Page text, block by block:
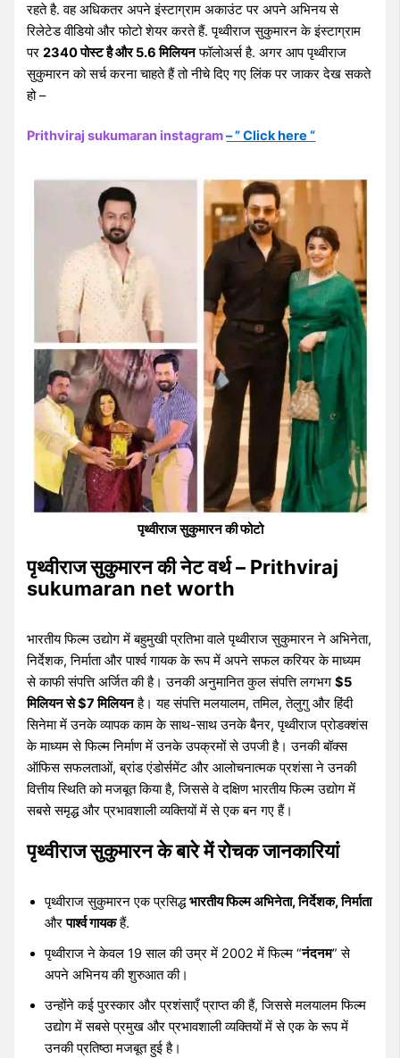
रहते है. वह अधिकतर अपने इंस्टाग्राम अकाउंट पर अपने अभिनय से
रिलेटेड वीडियो और फोटो शेयर करते हैं. पृथ्वीराज सुकुमारन के इंस्टाग्राम
पर2340 पोस्ट है और 5.6 मिलियनफॉलोअर्स है. अगर आप पृथ्वीराज
सुकुमारन को सर्च करना चाहते हैं तो नीचे दिए गए लिंक पर जाकर देख सकते
हो –
Prithviraj sukumaran instagram– ” Click here “
पृथ्वीराज सुकुमारन की फोटो
पृथ्वीराज सुकुमारन की नेट वर्थ – Prithviraj
sukumaran net worth
भारतीय फिल्म उद्योग में बहुमुखी प्रतिभा वाले पृथ्वीराज सुकुमारन ने अभिनेता,
निर्देशक, निर्माता और पार्श्व गायक के रूप में अपने सफल करियर के माध्यम
से काफी संपत्ति अर्जित की है। उनकी अनुमानित कुल संपत्ति लगभग$5
मिलियन से $7 मिलियनहै। यह संपत्ति मलयालम, तमिल, तेलुगु और हिंदी
सिनेमा में उनके व्यापक काम के साथ-साथ उनके बैनर, पृथ्वीराज प्रोडक्शंस
के माध्यम से फिल्म निर्माण में उनके उपक्रमों से उपजी है। उनकी बॉक्स
ऑफिस सफलताओं, ब्रांड एंडोर्समेंट और आलोचनात्मक प्रशंसा ने उनकी
वित्तीय स्थिति को मजबूत किया है, जिससे वे दक्षिण भारतीय फिल्म उद्योग में
सबसे समृद्ध और प्रभावशाली व्यक्तियों में से एक बन गए हैं।
पृथ्वीराज सुकुमारन के बारे में रोचक जानकारियां
पृथ्वीराज सुकुमारन एक प्रसिद्धभारतीय फिल्म अभिनेता, निर्देशक, निर्माता
औरपार्श्व गायकहैं.
पृथ्वीराज ने केवल 19 साल की उम्र में 2002 में फिल्म “नंदनम” से
अपने अभिनय की शुरुआत की।
उन्होंने कई पुरस्कार और प्रशंसाएँ प्राप्त की हैं, जिससे मलयालम फिल्म
उद्योग में सबसे प्रमुख और प्रभावशाली व्यक्तियों में से एक के रूप में
उनकी प्रतिष्ठा मजबूत हुई है।